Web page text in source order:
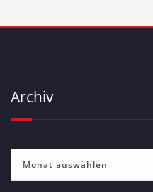
Archiv